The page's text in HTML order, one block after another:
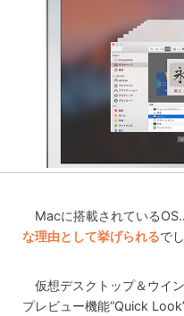
Macに搭載されている
な理由として挙げられるで
仮想デスクトップ＆ウイ
プレビュー機能“Quick